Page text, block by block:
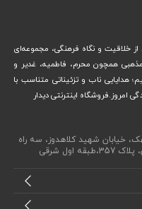
خلاقیت و نگاه فرهنگی، مجموعه‌ای
همچون محرم، فاطمیه، غدیر و
هدایایی ناب و تزئیناتی متناسب با
امروز.فروشگاه اینترنتی دیدار
خیابان شهید کلاهدوز، سه راه
اول شرقی